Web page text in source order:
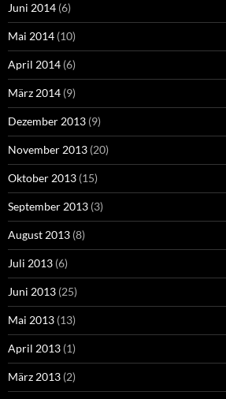
Juni 2014 (6)
Mai 2014 (10)
April 2014 (6)
März 2014 (9)
Dezember 2013 (9)
November 2013 (20)
Oktober 2013 (15)
September 2013 (3)
August 2013 (8)
Juli 2013 (6)
Juni 2013 (25)
Mai 2013 (13)
April 2013 (1)
März 2013 (2)